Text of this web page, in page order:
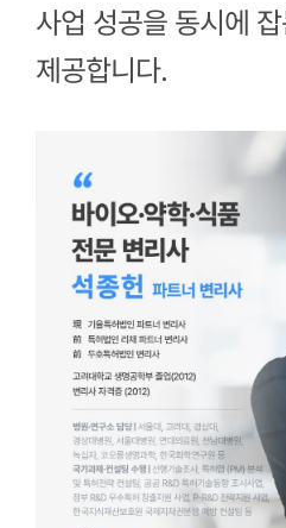
사업 성공을 동시에
제공합니다.